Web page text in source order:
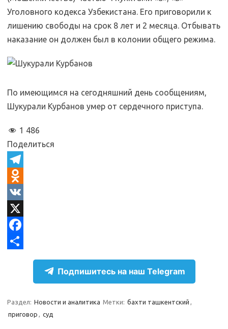
Уголовного кодекса Узбекистана. Его приговорили к
лишению свободы на срок 8 лет и 2 месяца. Отбывать
наказание он должен был в колонии общего режима.
По имеющимся на сегодняшний день сообщениям,
Шукурали Курбанов умер от сердечного приступа.
1 486
Поделиться
T
e
e
g
O
d
n
o
s
V
KX
F
bр
Подпишитесь на наш Telegram
Раздел: Новости и аналитика Метки: бахти ташкентский ,
приговор , суд